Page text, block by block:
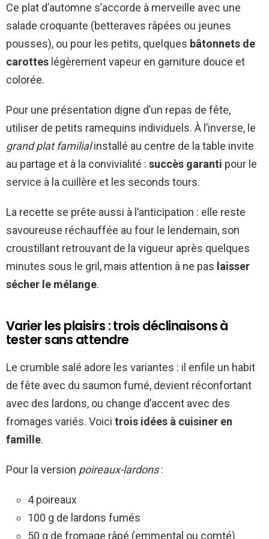
Ce plat d’automne s’accorde à merveille avec une
salade croquante (betteraves râpées ou jeunes
pousses), ou pour les petits, quelques bâtonnets de
carottes légèrement vapeur en garniture douce et
colorée.
Pour une présentation digne d’un repas de fête,
utiliser de petits ramequins individuels. À l’inverse, le
grand plat familialinstallé au centre de la table invite
au partage et à la convivialité : succès garanti pour le
service à la cuillère et les seconds tours.
La recette se prête aussi à l’anticipation : elle reste
savoureuse réchauffée au four le lendemain, son
croustillant retrouvant de la vigueur après quelques
minutes sous le gril, mais attention à ne pas laisser
sécher le mélange.
Varier les plaisirs : trois déclinaisons à
tester sans attendre
Le crumble salé adore les variantes : il enfile un habit
de fête avec du saumon fumé, devient réconfortant
avec des lardons, ou change d’accent avec des
fromages variés. Voici trois idées à cuisiner en
famille.
Pour la version poireaux-lardons:
4 poireaux
100 g de lardons fumés
50 g de fromage râpé (emmental ou comté)